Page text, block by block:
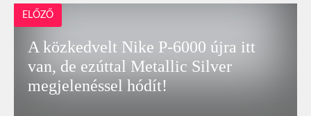
ELŐZŐ
A közkedvelt Nike P-6000 újra itt
van, de ezúttal Metallic Silver
megjelenéssel hódít!